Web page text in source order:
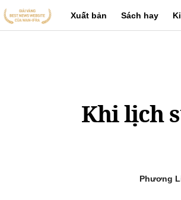
Xuất bản Sách hay
Khi lịch
Phương